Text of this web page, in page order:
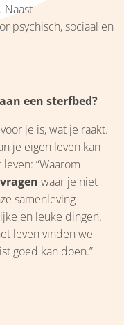
Naast
psychisch, sociaal en
een sterfbed?
voor je is, wat je raakt.
je eigen leven kan
“Waarom
waar je niet
samenleving
en leuke dingen.
leven vinden we
goed kan doen.”